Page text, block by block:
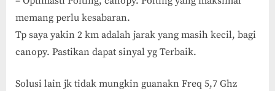
memang perlu kesabaran.
Tp saya yakin 2 km adalah jarak yang masih kecil, bagi
canopy. Pastikan dapat sinyal yg Terbaik.
Solusi lain jk tidak mungkin guanakn Freq 5,7 Ghz